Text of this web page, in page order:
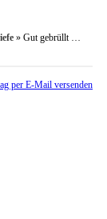
» Gut gebrüllt …
per E-Mail versenden